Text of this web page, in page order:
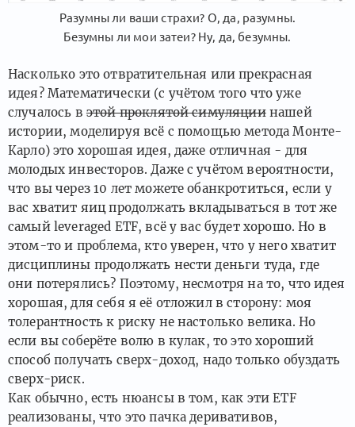
Разумны ли ваши страхи? О, да, разумны.
Безумны ли мои затеи? Ну, да, безумны.
Насколько это отвратительная или прекрасная
идея? Математически (с учётом того что уже
случалось в этой проклятой симуляциинашей
истории, моделируя всё с помощью метода Монте-
Карло) это хорошая идея, даже отличная - для
молодых инвесторов. Даже с учётом вероятности,
что вы через 10 лет можете обанкротиться, если у
вас хватит яиц продолжать вкладываться в тот же
самый leveraged ETF, всё у вас будет хорошо. Но в
этом-то и проблема, кто уверен, что у него хватит
дисциплины продолжать нести деньги туда, где
они потерялись? Поэтому, несмотря на то, что идея
хорошая, для себя я её отложил в сторону: моя
толерантность к риску не настолько велика. Но
если вы соберёте волю в кулак, то это хороший
способ получать сверх-доход, надо только обуздать
сверх-риск.
Как обычно, есть нюансы в том, как эти ETF
реализованы, что это пачка деривативов,